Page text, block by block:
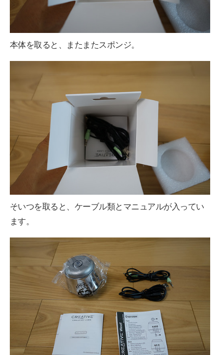
本体を取ると、またまたスポンジ。
そいつを取ると、ケーブル類とマニュアルが入ってい
ます。